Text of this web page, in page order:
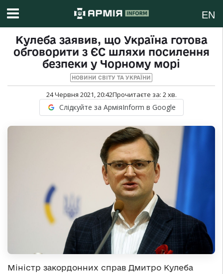
EN
Кулеба заявив, що Україна готова
обговорити з ЄС шляхи посилення
безпеки у Чорному морі
НОВИНИ СВІТУ ТА УКРАЇНИ
24 Червня 2021, 20:42Прочитаєте за: 2хв.
Слідкуйте за АрміяInform в Google
Міністр закордонних справ Дмитро Кулеба